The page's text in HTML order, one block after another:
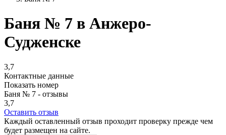
Баня № 7 в Анжеро-
Судженске
3,7
Контактные данные
Показать номер
Баня № 7 - отзывы
3,7
Оставить отзыв
Каждый оставленный отзыв проходит проверку прежде чем
будет размещен на сайте.